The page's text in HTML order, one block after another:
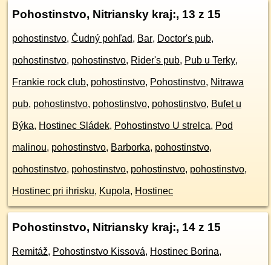
Pohostinstvo, Nitriansky kraj:, 13 z 15
pohostinstvo, Čudný pohľad, Bar, Doctor's pub,
pohostinstvo, pohostinstvo, Rider's pub, Pub u Terky,
Frankie rock club, pohostinstvo, Pohostinstvo, Nitrawa
pub, pohostinstvo, pohostinstvo, pohostinstvo, Bufet u
Býka, Hostinec Sládek, Pohostinstvo U strelca, Pod
malinou, pohostinstvo, Barborka, pohostinstvo,
pohostinstvo, pohostinstvo, pohostinstvo, pohostinstvo,
Hostinec pri ihrisku, Kupola, Hostinec
Pohostinstvo, Nitriansky kraj:, 14 z 15
Remitáž, Pohostinstvo Kissová, Hostinec Borina,